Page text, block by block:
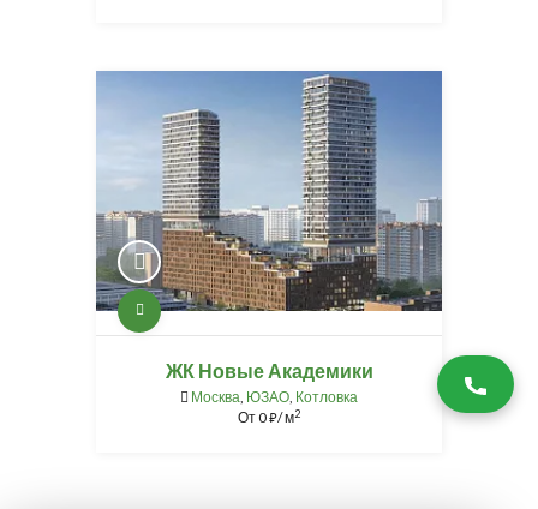
ЖК Новые Академики
Москва, ЮЗАО, Котловка
От0⃏/ м2